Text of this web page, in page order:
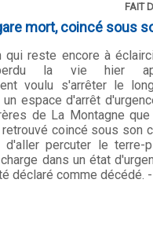
FAIT
mort, coincé sous
qui reste encore à
la vie hier
voulu s'arrêter le
espace d'arrêt
de La Montagne
coincé sous son
percuter le terre-
dans un état
déclaré comme décédé.